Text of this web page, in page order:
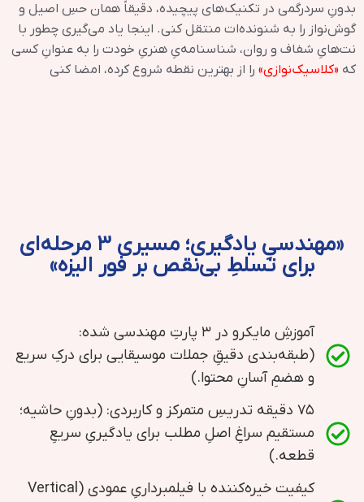
بدونِ سردرگمی در تکنیک‌های پیچیده، دقیقاً همان حسِ اصیل و
گوش‌نواز را به شنونده‌ات منتقل کنی. اینجا یاد می‌گیری چطور با
نت‌هایِ شفاف و روان، شناسنامه‌یِ هنریِ خودت را به عنوانِ کسی
که «کلاسیک‌نوازی» را از بهترین نقطه شروع کرده، امضا کنی
«مهندسیِ یادگیری؛ مسیری ۳ مرحله‌ای
برای تسلطِ بی‌نقص بر فور الیزه»
آموزشِ مایکرو در ۳ پارتِ مهندسی شده:
(طبقه‌بندی دقیقِ جملات موسیقایی برای درکِ سریع
و هضمِ آسانِ محتوا.)
۷۵ دقیقه تدریسِ متمرکز و کاربردی: (بدونِ حاشیه؛
مستقیم سراغِ اصلِ مطلب برای یادگیریِ سریعِ
قطعه.)
کیفیت خیره‌کننده با فیلمبرداریِ عمودی (Vertical